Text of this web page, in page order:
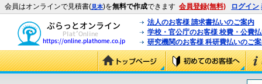
会員はオンラインで見積書(見本)を無料で作成できます 会員登録(無料) ログイン
法人のお客様 請求書払いのご案内
学校・官公庁のお客様 校費・公費
研究機関のお客様 科研費払いのご